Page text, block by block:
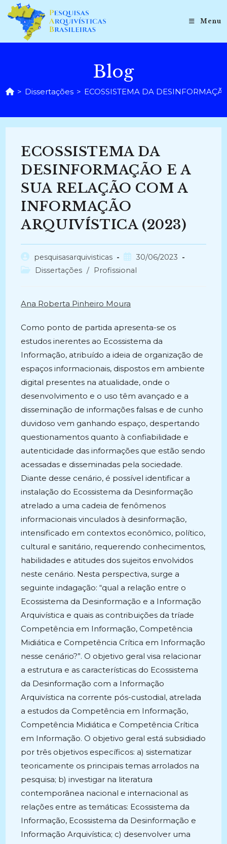
para
conteúdo
Menu
Blog
> Dissertações > ECOSSISTEMA DA
ECOSSISTEMA DA
DESINFORMAÇÃO E A
SUA RELAÇÃO COM A
INFORMAÇÃO
ARQUIVÍSTICA (2023)
Autor
do
pesquisasarquivisticas
Post
publicado:
30/06/2023
Categoria
Dissertações / Profissional
Ana Roberta Pinheiro Moura
Como ponto de partida apresenta-se os
estudos inerentes ao Ecossistema da
Informação, atribuído a ideia de organização de
espaços informacionais, dispostos em ambiente
digital presentes na atualidade, onde o
desenvolvimento e o uso têm avançado e a
disseminação de informações falsas e de cunho
duvidoso vem ganhando espaço, despertando
questionamentos quanto à confiabilidade e
autenticidade das informações que estão sendo
acessadas e disseminadas pela sociedade.
Diante desse cenário, é possível identificar a
instalação do Ecossistema da Desinformação
atrelado a uma cadeia de fenômenos
informacionais vinculados à desinformação,
intensificado em contextos econômico, político,
cultural e sanitário, requerendo conhecimentos,
habilidades e atitudes dos sujeitos envolvidos
neste cenário. Nesta perspectiva, surge a
seguinte indagação: “qual a relação entre o
Ecossistema da Desinformação e a Informação
Arquivística e quais as contribuições da tríade
Competência em Informação, Competência
Midiática e Competência Crítica em Informação
nesse cenário?”. O objetivo geral visa relacionar
a estrutura e as características do Ecossistema
da Desinformação com a Informação
Arquivística na corrente pós-custodial, atrelada
a estudos da Competência em Informação,
Competência Midiática e Competência Crítica
em Informação. O objetivo geral está subsidiado
por três objetivos específicos: a) sistematizar
teoricamente os principais temas arrolados na
pesquisa; b) investigar na literatura
contemporânea nacional e internacional as
relações entre as temáticas: Ecossistema da
Informação, Ecossistema da Desinformação e
Informação Arquivística; c) desenvolver uma